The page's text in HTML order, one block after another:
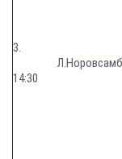
3.
14:30